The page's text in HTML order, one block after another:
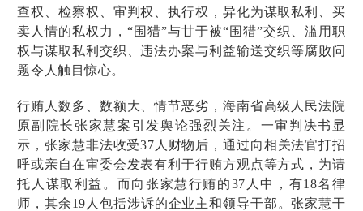
查权、检察权、审判权、执行权，异化为谋取私利、买
卖人情的私权力，“围猎”与甘于被“围猎”交织、滥用职
权与谋取私利交织、违法办案与利益输送交织等腐败问
题令人触目惊心。
行贿人数多、数额大、情节恶劣，海南省高级人民法院
原副院长张家慧案引发舆论强烈关注。一审判决书显
示，张家慧非法收受37人财物后，通过向相关法官打招
呼或亲自在审委会发表有利于行贿方观点等方式，为请
托人谋取利益。而向张家慧行贿的37人中，有18名律
师，其余19人包括涉诉的企业主和领导干部。张家慧干